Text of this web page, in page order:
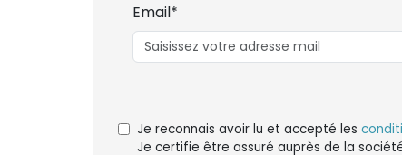
Email*
Je reconnais avoir lu et accepté les
Je certifie être assuré auprès de la